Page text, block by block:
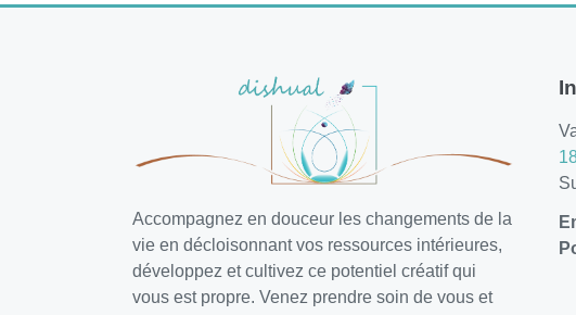
Accompagnez en douceur les changements de la
vie en décloisonnant vos ressources intérieures,
développez et cultivez ce potentiel créatif qui
vous est propre. Venez prendre soin de vous et